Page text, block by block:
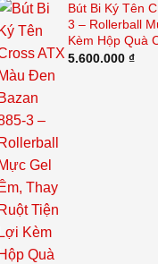
Bút Bi Ký Tên
3 – Rollerball
Kèm Hộp Quà
5.600.000 ₫